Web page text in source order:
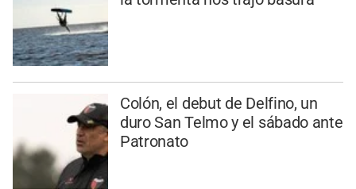
Colón, el debut de Delfino, un
duro San Telmo y el sábado ante
Patronato